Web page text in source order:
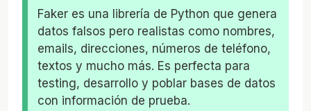
Faker es una librería de Python que genera
datos falsos pero realistas como nombres,
emails, direcciones, números de teléfono,
textos y mucho más. Es perfecta para
testing, desarrollo y poblar bases de datos
con información de prueba.